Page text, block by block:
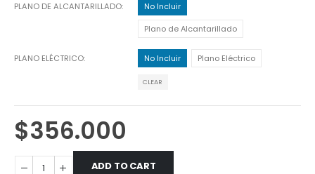
PLANO DE ALCANTARILLADO
No Incluir
Plano de Alcantarillado
PLANO ELÉCTRICO No Incluir Plano Eléctrico
CLEAR
$356.000
ADD TO CART